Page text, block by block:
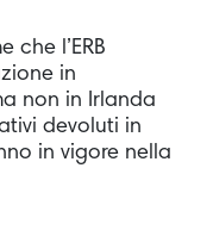
che l’ERB
in
non in Irlanda
devoluti in
in vigore nella